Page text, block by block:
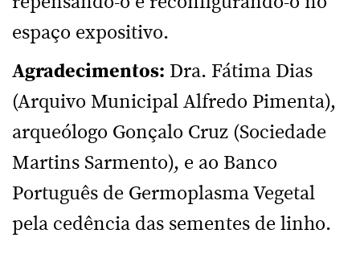
espaço expositivo.
Agradecimentos: Dra. Fátima Dias
(Arquivo Municipal Alfredo Pimenta),
arqueólogo Gonçalo Cruz (Sociedade
Martins Sarmento), e ao Banco
Português de Germoplasma Vegetal
pela cedência das sementes de linho.